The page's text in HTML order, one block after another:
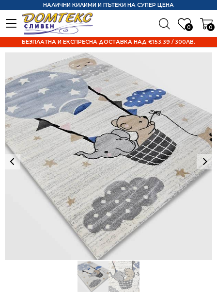
0 0
НАЛИЧНИ КИЛИМИ И ПЪТЕКИ НА СУПЕР ЦЕНА
БЕЗПЛАТНА И ЕКСПРЕСНА ДОСТАВКА НАД €153.39 / 300ЛВ.